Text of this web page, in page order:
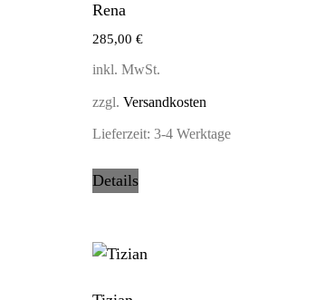
Rena
285,00 €
inkl. MwSt.
zzgl. Versandkosten
Lieferzeit: 3-4 Werktage
Details